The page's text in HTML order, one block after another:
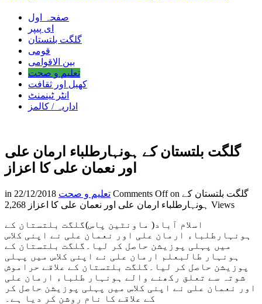
صفحہ اول
ای پیپر
گلگت بلتستان
قومی
بین الاقوامی
تعلیم و صحت
کھیل اور ثقافت
انٹر ٹینمنٹ
اداریہ / کالمز
گلگت بلتستان کے ہونہارطلباء ارمان علی
اور نعمان علی کا اعزاز
in تعلیم و صحت 22/12/2018 Comments Offon گلگت بلتستان کے
ہونہارطلباء ارمان علی اور نعمان علی کا اعزاز 2,268 Views
اسلام آباد( ماونٹین پاس)گلگت بلتستان کے
ہونہارطلباء ارمان علی اور نعمان علی نے اپنی کلاس
میں پہلی پوزیشن حاصل کر لیا۔گلگت بلتستان کے
ہونہار طالبعلم ارمان علی نے اپنی کلاس میں پہلی
پوزیشن حاصل کر لیا۔گلگت بلتستان کے علاقے حراموش
شوتہ سے تعلق رکھنے والے ہونہار طلباء ارمان علی
اور نعمان علی نے اپنی کلاس میں پہلی پوزیشن حاصل کر
کے علاقے کا نام روشن کر دیا ہے۔